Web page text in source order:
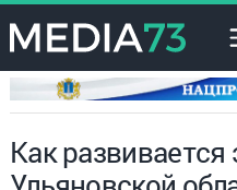
Как